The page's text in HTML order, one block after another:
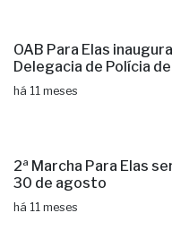
OAB Para Elas
Delegacia de Polícia
há 11 meses
2ª Marcha Para Elas
30 de agosto
há 11 meses